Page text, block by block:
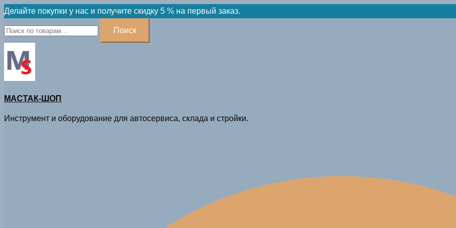
Skip
to
content
Делайте покупки у нас и получите скидку 5 % на первый заказ.
Искать:
Поиск
МАСТАК-ШОП
Инструмент и оборудование для автосервиса, склада и стройки.